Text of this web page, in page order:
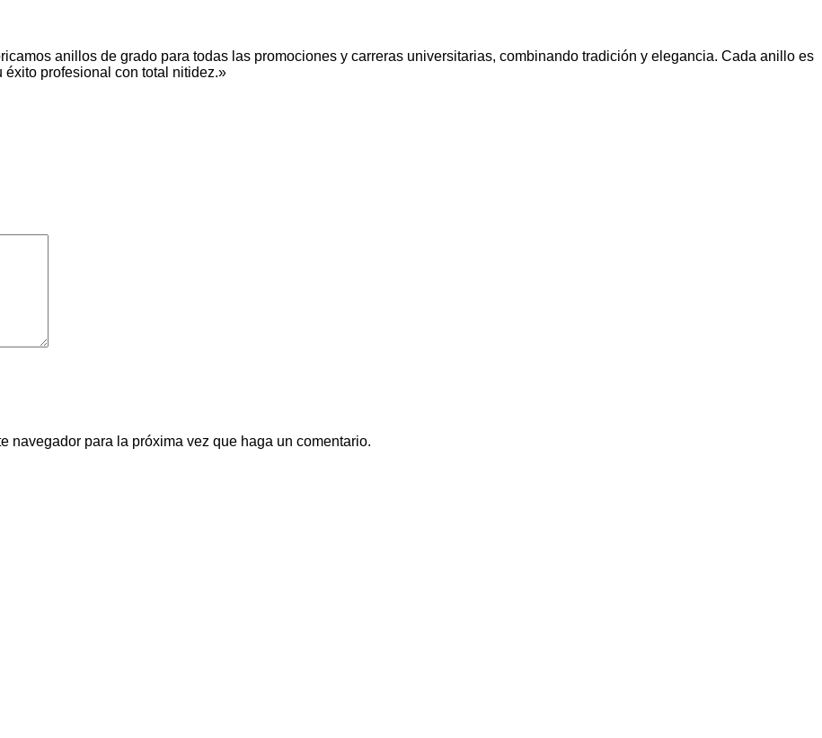
anillos de grado para todas las promociones y carreras universitarias, combinando tradición y elegancia. Cada anillo es
profesional con total nitidez.»
navegador para la próxima vez que haga un comentario.